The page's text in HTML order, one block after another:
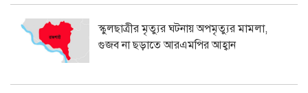
স্কুলছাত্রীর মৃত্যুর ঘটনায় অপমৃত্যুর মামলা,
গুজব না ছড়াতে আরএমপির আহ্বান